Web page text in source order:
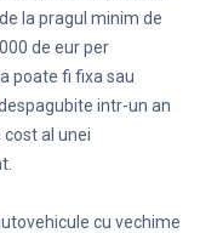
la pragul minim de
de eur per
poate fi fixa sau
intr-un an
al unei
cu vechime